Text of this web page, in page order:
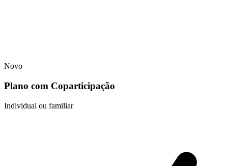
Novo
Plano com Coparticipação
Individual ou familiar